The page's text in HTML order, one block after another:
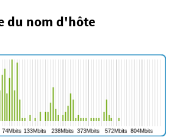
du nom d'hôte